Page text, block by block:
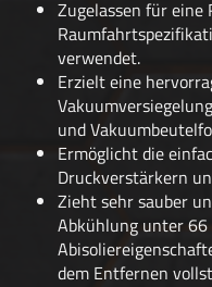
Zugelassen für
verwendet.
Erzielt eine
und
Ermöglicht die
Druckverstärkern
Zieht sehr sauber
Abkühlung unter
dem Entfernen